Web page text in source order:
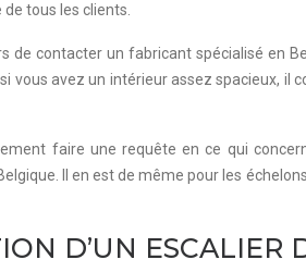
tous les clients.
contacter un fabricant spécialisé en
avez un intérieur assez spacieux, il
faire une requête en ce qui
Il en est de même pour les
D’UN ESCALIER